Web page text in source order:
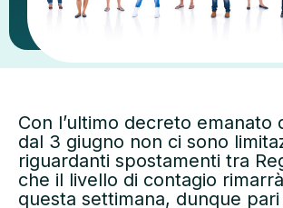
Con l’ultimo decreto emanato
dal 3 giugno non ci sono
riguardanti spostamenti tra
che il livello di contagio
questa settimana, dunque